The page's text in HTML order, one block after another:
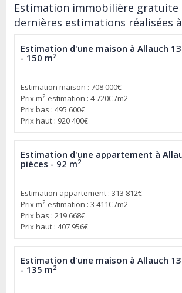
Estimation immobilière gratuite
dernières estimations réalisées
Estimation d'une maison à Allauch
- 150 m2
Estimation maison : 708 000€
Prix m2 estimation : 4 720€ /m2
Prix bas : 495 600€
Prix haut : 920 400€
Estimation d'une appartement à
pièces - 92 m2
Estimation appartement : 313 812€
Prix m2 estimation : 3 411€ /m2
Prix bas : 219 668€
Prix haut : 407 956€
Estimation d'une maison à Allauch
- 135 m2